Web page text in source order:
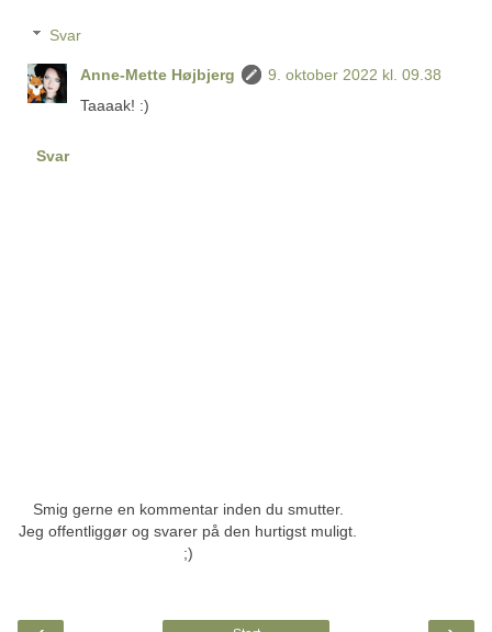
Svar
Anne-Mette Højbjerg
9. oktober 2022 kl. 09.38
Taaaak! :)
Svar
Smig gerne en kommentar inden du smutter.
Jeg offentliggør og svarer på den hurtigst muligt.
;)